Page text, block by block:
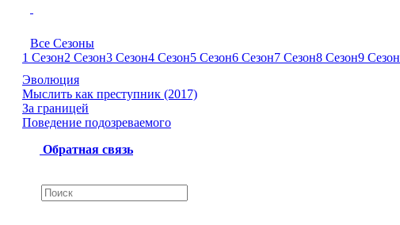
Все Сезоны
1 Сезон2 Сезон3 Сезон4 Сезон5 Сезон6 Сезон7 Сезон8 Сезон9 Сезон
Эволюция
Мыслить как преступник (2017)
За границей
Поведение подозреваемого
Обратная связь